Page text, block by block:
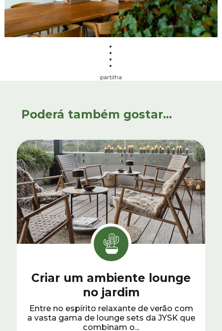
partilha
Poderá também gostar...
Criar um ambiente lounge
no jardim
Entre no espírito relaxante de verão com
a vasta gama de lounge sets da JYSK que
combinam o...